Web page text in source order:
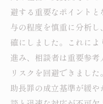
避する重要なポイント
与の程度を慎重に分析
確にしました。これに
進み、相談者は重要参
リスクを回避できまし
助長罪の成立基準が緩